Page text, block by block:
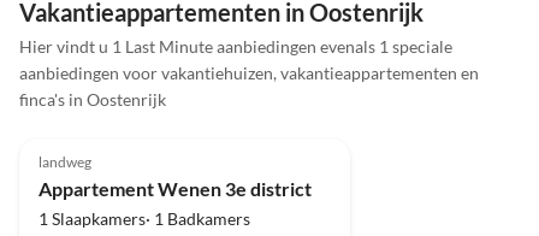
Vakantieappartementen in Oostenrijk
Hier vindt u 1 Last Minute aanbiedingen evenals 1 speciale
aanbiedingen voor vakantiehuizen, vakantieappartementen en
finca's in Oostenrijk
landweg
Appartement Wenen 3e district
1 Slaapkamers· 1 Badkamers